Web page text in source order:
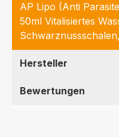
AP Lipo (Anti
50ml Vitalisiertes
Hersteller
Bewertungen